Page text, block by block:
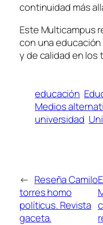
continuidad más
Este Multicampus
con una
y de calidad en los
educación
Medios
universidad
← Reseña Camilo
torres homo
políticus. Revista
gaceta.